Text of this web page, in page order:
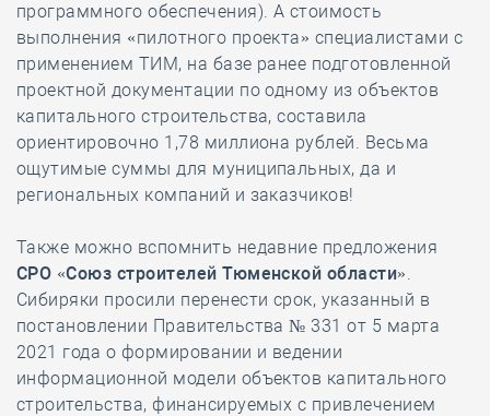
программного обеспечения). А стоимость
выполнения «пилотного проекта» специалистами с
применением ТИМ, на базе ранее подготовленной
проектной документации по одному из объектов
капитального строительства, составила
ориентировочно 1,78 миллиона рублей. Весьма
ощутимые суммы для муниципальных, да и
региональных компаний и заказчиков!
Также можно вспомнить недавние предложения
СРО «Союз строителей Тюменской области».
Сибиряки просили перенести срок, указанный в
постановлении Правительства № 331 от 5 марта
2021 года о формировании и ведении
информационной модели объектов капитального
строительства, финансируемых с привлечением